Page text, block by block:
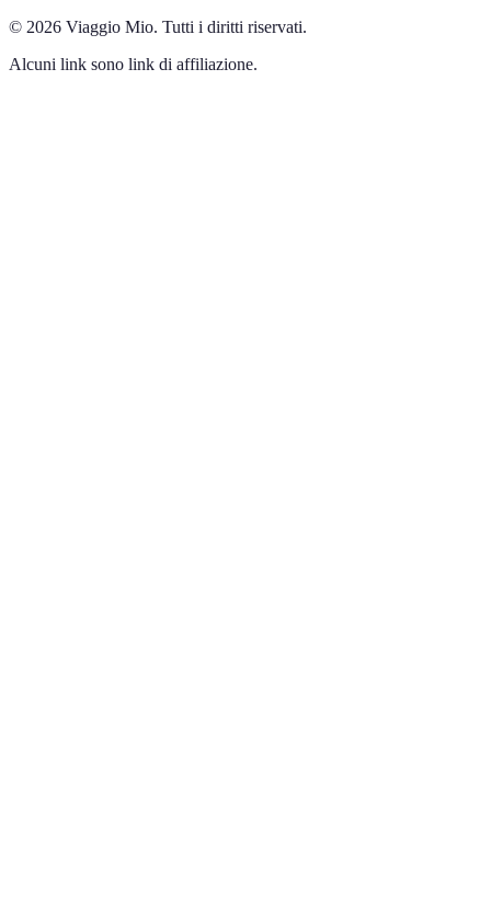
© 2026 Viaggio Mio. Tutti i diritti riservati.
Alcuni link sono link di affiliazione.